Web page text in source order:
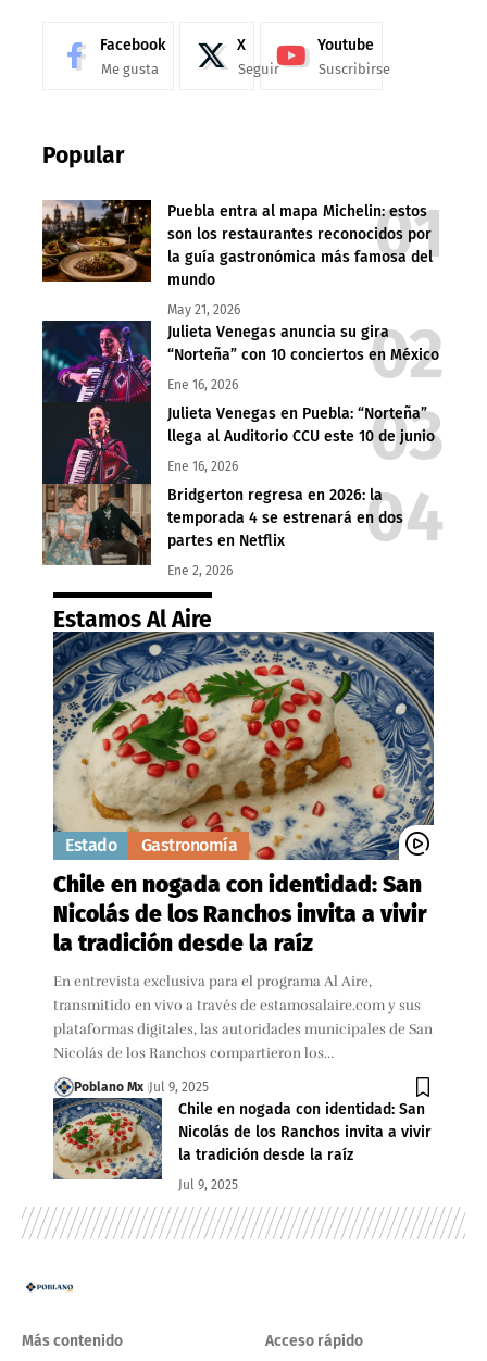
Facebook
Me gusta
X
Seguir
Youtube
Suscribirse
Popular
Puebla entra al mapa Michelin: estos
son los restaurantes reconocidos por
la guía gastronómica más famosa del
mundo
May 21, 2026
Julieta Venegas anuncia su gira
“Norteña” con 10 conciertos en México
Ene 16, 2026
Julieta Venegas en Puebla: “Norteña”
llega al Auditorio CCU este 10 de junio
Ene 16, 2026
Bridgerton regresa en 2026: la
temporada 4 se estrenará en dos
partes en Netflix
Ene 2, 2026
Estamos Al Aire
Estado Gastronomía
Chile en nogada con identidad: San
Nicolás de los Ranchos invita a vivir
la tradición desde la raíz
En entrevista exclusiva para el programa Al Aire,
transmitido en vivo a través de estamosalaire.com y sus
plataformas digitales, las autoridades municipales de San
Nicolás de los Ranchos compartieron los…
Poblano Mx Jul 9, 2025
Chile en nogada con identidad: San
Nicolás de los Ranchos invita a vivir
la tradición desde la raíz
Jul 9, 2025
Más contenido Acceso rápido